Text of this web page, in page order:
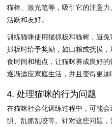
猫棒、激光笔等，吸引它的注意
活跃和友好。
训练猫咪使用猫抓板和猫树，避
抓板时给予奖励，如口粮或抚摸
食时间和地点，让猫咪养成良好
逐渐适应家庭生活，并且变得更加
4. 处理猫咪的行为问题
在猫咪社会化训练过程中，可能
惧、乱抓乱咬等。针对这些问题